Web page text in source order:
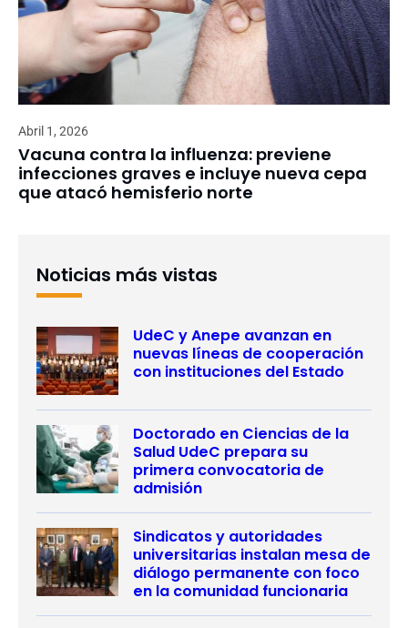
Abril 1, 2026
Vacuna contra la influenza: previene
infecciones graves e incluye nueva cepa
que atacó hemisferio norte
Noticias más vistas
UdeC y Anepe avanzan en
nuevas líneas de cooperación
con instituciones del Estado
Doctorado en Ciencias de la
Salud UdeC prepara su
primera convocatoria de
admisión
Sindicatos y autoridades
universitarias instalan mesa de
diálogo permanente con foco
en la comunidad funcionaria